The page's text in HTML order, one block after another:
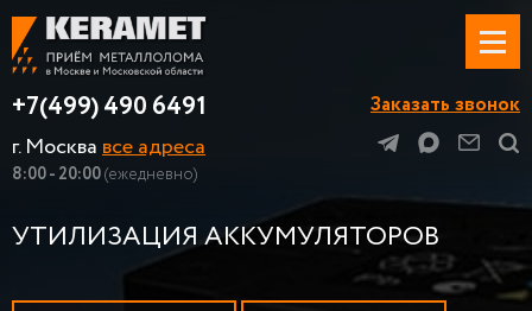
+7(499) 490 6491
г. Москвавсе адреса
8:00 - 20:00(ежедневно)
Заказать звонок
УТИЛИЗАЦИЯ АККУМУЛЯТОРОВ